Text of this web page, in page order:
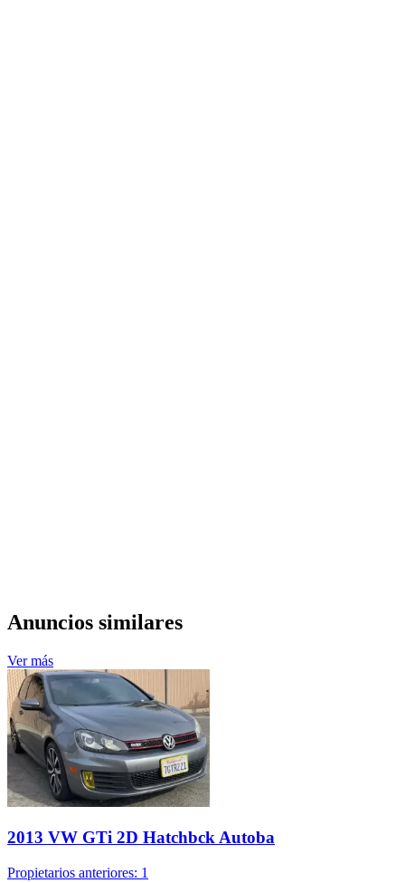
Anuncios similares
Ver más
2013 VW GTi 2D Hatchbck Autoba
Propietarios anteriores: 1